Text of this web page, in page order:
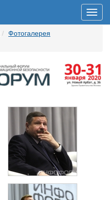
Меню
Фотогалерея